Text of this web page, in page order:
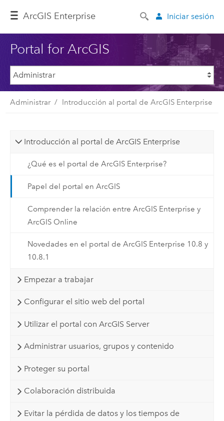
ArcGIS Enterprise Iniciar sesión
Portal for ArcGIS
Administrar Introducción al portal de ArcGIS Enterprise
Introducción al portal de ArcGIS Enterprise
¿Qué es el portal de ArcGIS Enterprise?
Papel del portal en ArcGIS
Comprender la relación entre ArcGIS Enterprise y
ArcGIS Online
Novedades en el portal de ArcGIS Enterprise 10.8 y
10.8.1
Empezar a trabajar
Configurar el sitio web del portal
Utilizar el portal con ArcGIS Server
Administrar usuarios, grupos y contenido
Proteger su portal
Colaboración distribuida
Evitar la pérdida de datos y los tiempos de